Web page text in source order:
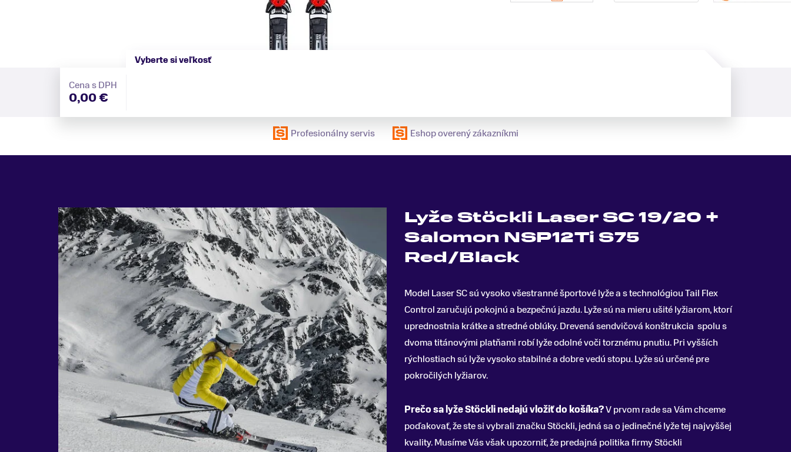
Cena s DPH
0,00 €
Vyberte si veľkosť
Profesionálny servis Eshop overený zákazníkmi
Lyže Stöckli Laser SC 19/20 +
Salomon NSP12Ti S75
Red/Black
Model Laser SC sú vysoko všestranné športové lyže a s technológiou Tail Flex
Control zaručujú pokojnú a bezpečnú jazdu.Lyže sú na mieru ušité lyžiarom, ktorí
uprednostnia krátke a stredné oblúky. Drevená sendvičová konštrukcia spolu s
dvoma titánovými platňami robí lyže odolné voči torznému pnutiu. Pri vyšších
rýchlostiach sú lyže vysoko stabilné a dobre vedú stopu. Lyže sú určené pre
pokročilých lyžiarov.
Prečo sa lyže Stöckli nedajú vložiť do košíka?V prvom rade sa Vám chceme
poďakovať, že ste si vybrali značku Stöckli, jedná sa o jedinečné lyže tej najvyššej
kvality. Musíme Vás však upozorniť, že predajná politika firmy Stöckli